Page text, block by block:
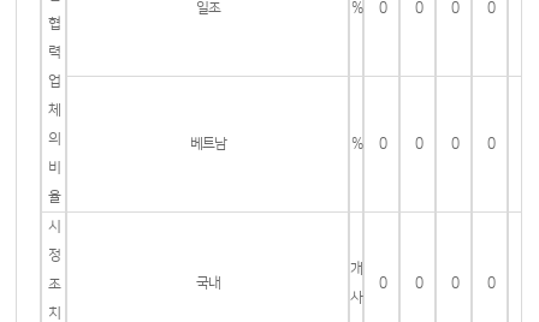
협
력
업
체
의
비
율
일조 % 0 0 0 0
베트남 % 0 0 0 0
시
정
조
치
국내
개
사
0 0 0 0